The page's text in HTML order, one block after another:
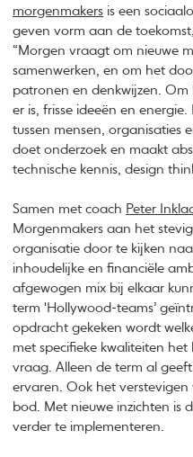
morgenmakers is een
geven vorm aan de
“Morgen vraagt om nieuwe
samenwerken, en om het
patronen en denkwijzen.
er is, frisse ideeën en
tussen mensen, organisaties
doet onderzoek en maakt
technische kennis, design
Samen met coach Peter
Morgenmakers aan het
organisatie door te kijken
inhoudelijke en financiële
afgewogen mix bij elkaar
term 'Hollywood-teams’
opdracht gekeken wordt
met specifieke kwaliteiten het
vraag. Alleen de term al
ervaren. Ook het
bod. Met nieuwe inzichten is
verder te implementeren.